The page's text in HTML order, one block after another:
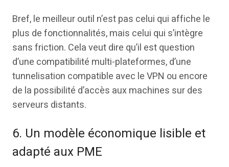
Bref, le meilleur outil n’est pas celui qui affiche le
plus de fonctionnalités, mais celui qui s’intègre
sans friction. Cela veut dire qu’il est question
d’une compatibilité multi-plateformes, d’une
tunnelisation compatible avec le VPN ou encore
de la possibilité d’accès aux machines sur des
serveurs distants.
6. Un modèle économique lisible et
adapté aux PME